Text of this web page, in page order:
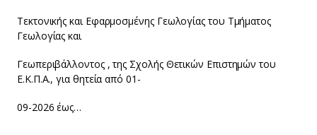
Τεκτονικής και Εφαρμοσμένης Γεωλογίας του Τμήματος
Γεωλογίας και
Γεωπεριβάλλοντος , της Σχολής Θετικών Επιστημών του
Ε.Κ.Π.Α., για θητεία από 01-
09-2026 έως…